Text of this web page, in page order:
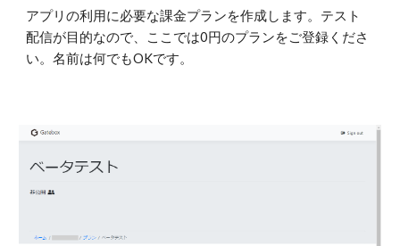
アプリの利用に必要な課金プランを作成します。テスト
配信が目的なので、ここでは0円のプランをご登録くださ
い。名前は何でもOKです。